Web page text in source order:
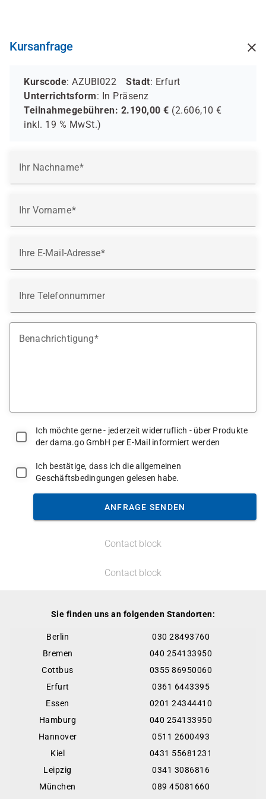
Kursanfrage
Kurscode: AZUBI022 Stadt: Erfurt
Unterrichtsform: In Präsenz
Teilnahmegebühren: 2.190,00 € (2.606,10 €
inkl. 19 % MwSt.)
Ihr Nachname
Ihr Vorname
Ihre E-Mail-Adresse
Ihre Telefonnummer
Benachrichtigung
Ich möchte gerne - jederzeit widerruflich - über Produkte
der dama.go GmbH per E-Mail informiert werden
Ich bestätige, dass ich die allgemeinen
Geschäftsbedingungen gelesen habe.
ANFRAGE SENDEN
Contact block
Contact block
Sie finden uns an folgenden Standorten:
Berlin
030 28493760
Bremen
040 254133950
Cottbus
0355 86950060
Erfurt
0361 6443395
Essen
0201 24344410
Hamburg
040 254133950
Hannover
0511 2600493
Kiel
0431 55681231
Leipzig
0341 3086816
München
089 45081660